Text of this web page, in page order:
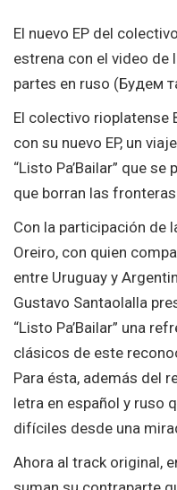
El nuevo EP del
estrena con el video de
partes en ruso (Будем
El colectivo rioplatense
con su nuevo EP, un
“Listo Pa’Bailar” que
que borran las
Con la participación de
Oreiro, con quien
entre Uruguay y
Gustavo Santaolalla
“Listo Pa’Bailar” una
clásicos de este
Para ésta, además del
letra en español y ruso
difíciles desde una
Ahora al track original,